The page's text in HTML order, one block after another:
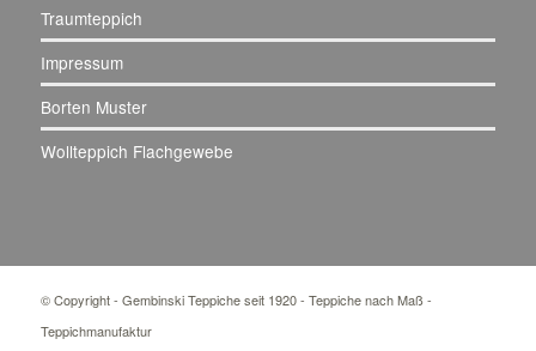
Traumteppich
Impressum
Borten Muster
Wollteppich Flachgewebe
© Copyright - Gembinski Teppiche seit 1920 - Teppiche nach Maß -
Teppichmanufaktur